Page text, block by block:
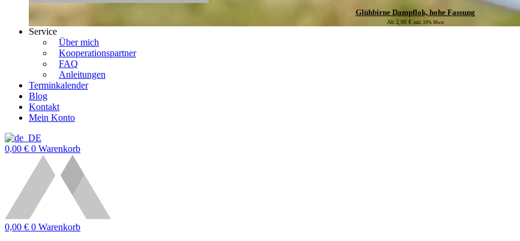
Glühbirne Dampflok, hohe Fassung
Ab 2,00 € inkl. 19% Mwst
Service
Über mich
Kooperationspartner
FAQ
Anleitungen
Terminkalender
Blog
Kontakt
Mein Konto
0,00 € 0 Warenkorb
0,00 € 0 Warenkorb